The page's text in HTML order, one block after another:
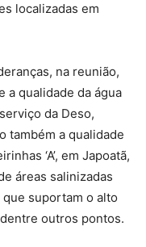
localizadas em
na reunião,
a qualidade da água
da Deso,
também a qualidade
‘A’, em Japoatã,
áreas salinizadas
suportam o alto
outros pontos.